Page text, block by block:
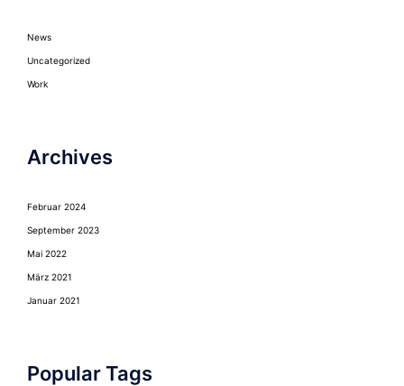
News
Uncategorized
Work
Archives
Februar 2024
September 2023
Mai 2022
März 2021
Januar 2021
Popular Tags